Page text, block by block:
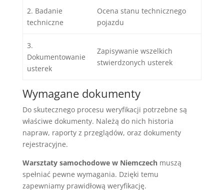
2. Badanie
techniczne
Ocena stanu technicznego
pojazdu
3.
Dokumentowanie
usterek
Zapisywanie wszelkich
stwierdzonych usterek
Wymagane dokumenty
Do skutecznego procesu weryfikacji potrzebne są
właściwe dokumenty. Należą do nich historia
napraw, raporty z przeglądów, oraz dokumenty
rejestracyjne.
Warsztaty samochodowe w Niemczechmuszą
spełniać pewne wymagania. Dzięki temu
zapewniamy prawidłową weryfikację.